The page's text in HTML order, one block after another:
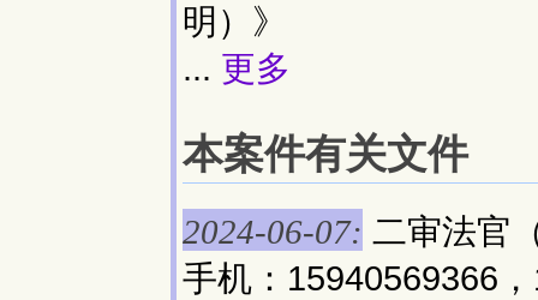
明）》
... 更多
本案件有关文件
2024-06-07: 二审法官
手机：15940569366